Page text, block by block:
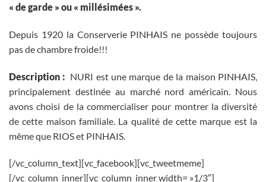
« de garde » ou « millésimées ».
Depuis 1920 la Conserverie PINHAIS ne possède toujours
pas de chambre froide!!!
Description : NURI est une marque de la maison PINHAIS,
principalement destinée au marché nord américain. Nous
avons choisi de la commercialiser pour montrer la diversité
de cette maison familiale. La qualité de cette marque est la
même que RIOS et PINHAIS.
[/vc_column_text][vc_facebook][vc_tweetmeme]
[/vc_column_inner][vc_column_inner width= »1/3″]